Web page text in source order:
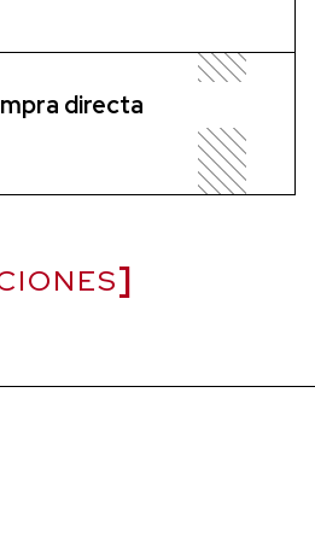
directa